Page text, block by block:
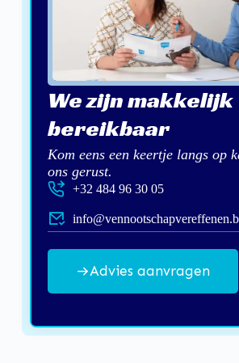
We zijn makkelijk
bereikbaar
Kom eens een keertje langs op
ons gerust.
+32 484 96 30 05
Advies aanvragen